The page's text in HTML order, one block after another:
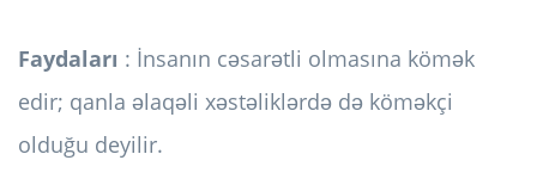
Faydaları : İnsanın cəsarətli olmasına kömək
edir; qanla əlaqəli xəstəliklərdə də köməkçi
olduğu deyilir.